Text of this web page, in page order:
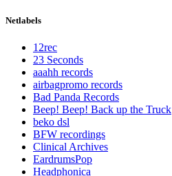
Netlabels
12rec
23 Seconds
aaahh records
airbagpromo records
Bad Panda Records
Beep! Beep! Back up the Truck
beko dsl
BFW recordings
Clinical Archives
EardrumsPop
Headphonica